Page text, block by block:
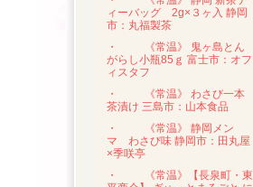
ィーバッグ 2g×３ヶ入 静岡
市：丸福製茶
・
《常温》 鬼ヶ島とん
がらし小瓶85ｇ 富士市：オフ
ィスタフ
・
《常温》 わさび一本
茶漬け 三島市：山本食品
・
《常温》 静岡メン
マ わさび味 静岡市：田丸屋
×季咲亭
・
《常温》【長泉町・東